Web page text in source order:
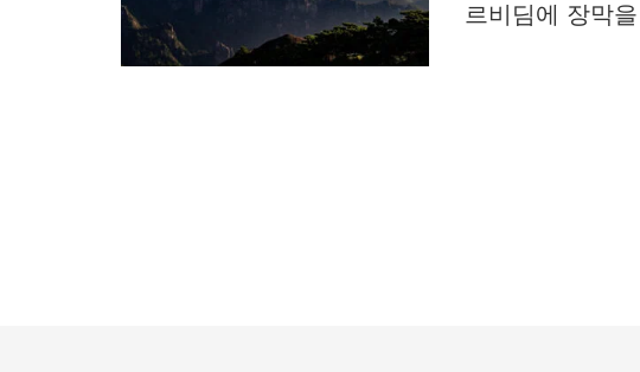
르비딤에 장막